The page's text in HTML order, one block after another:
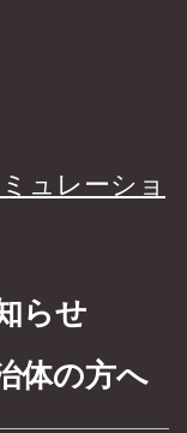
ュレーショ
らせ
体の方へ